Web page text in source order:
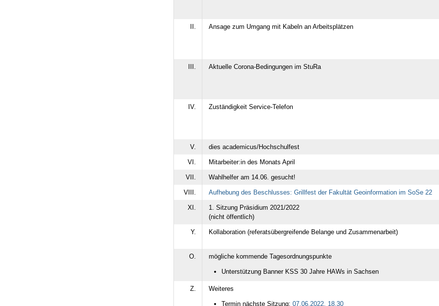
II. Ansage zum Umgang mit Kabeln an Arbeitsplätzen
III. Aktuelle Corona-Bedingungen im StuRa
IV. Zuständigkeit Service-Telefon
V. dies academicus/Hochschulfest
VI. Mitarbeiter:in des Monats April
VII. Wahlhelfer am 14.06. gesucht!
VIII. Aufhebung des Beschlusses: Grillfest der Fakultät Geoinformation im SoSe 22
XI.
1. Sitzung Präsidium 2021/2022
(nicht öffentlich)
Y. Kollaboration (referatsübergreifende Belange und Zusammenarbeit)
O. mögliche kommende Tagesordnungspunkte
Unterstützung Banner KSS 30 Jahre HAWs in Sachsen
Z. Weiteres
Termin nächste Sitzung: 07.06.2022, 18.30